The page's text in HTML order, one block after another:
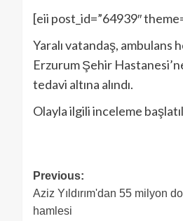
[eii post_id=”64939″
Yaralı vatandaş, ambulans
Erzurum Şehir
tedavi altına alındı.
Olayla ilgili inceleme
Previous:
Aziz Yıldırım'dan 55 milyon
hamlesi